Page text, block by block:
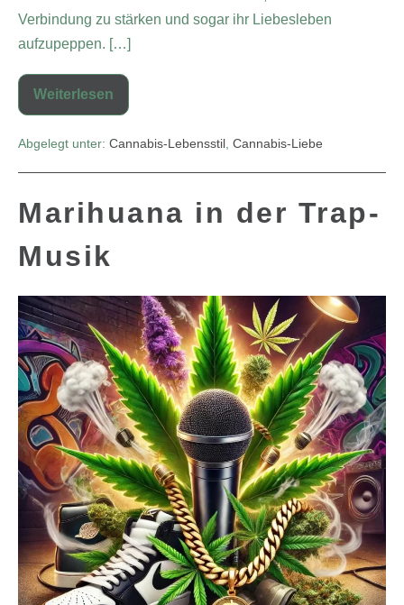
Verbindung zu stärken und sogar ihr Liebesleben
aufzupeppen. […]
Weiterlesen
Abgelegt unter: Cannabis-Lebensstil Cannabis-Liebe
Marihuana in der Trap-
Musik